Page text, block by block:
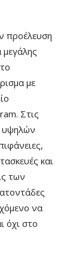
προέλευση
με
Στις
υψηλών
και
των
να
όχι στο